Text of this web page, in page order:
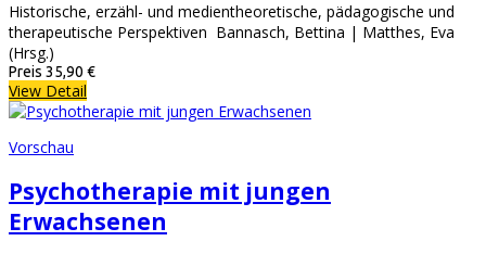
Historische, erzähl- und medientheoretische, pädagogische und
therapeutische Perspektiven Bannasch, Bettina | Matthes, Eva
(Hrsg.)
Preis 35,90 €
View Detail
Vorschau
Psychotherapie mit jungen
Erwachsenen